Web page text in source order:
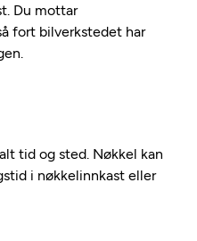
Du mottar
fort bilverkstedet har
tid og sted. Nøkkel kan
i nøkkelinnkast eller